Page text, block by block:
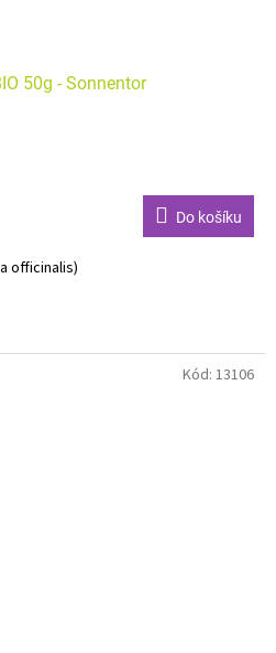
50g - Sonnentor
Do košíku
officinalis)
ucítíte již z dálky. Navodí pocit
se výborně hodí například k
Kód: 13106